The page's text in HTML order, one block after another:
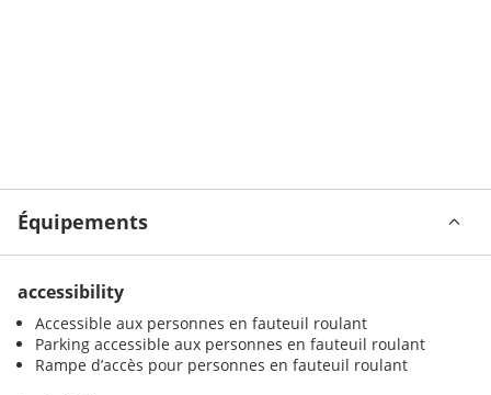
Équipements
accessibility
Accessible aux personnes en fauteuil roulant
Parking accessible aux personnes en fauteuil roulant
Rampe d’accès pour personnes en fauteuil roulant